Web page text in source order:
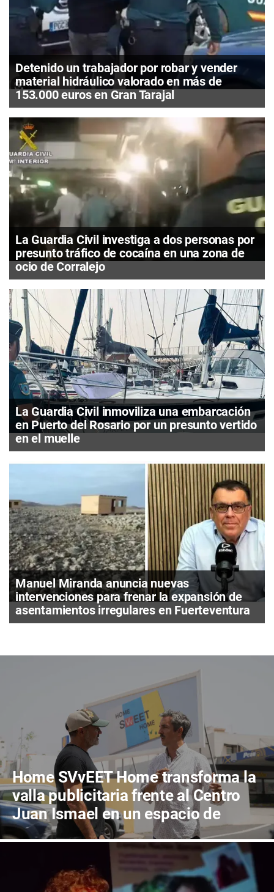
Detenido un trabajador por robar y vender
material hidráulico valorado en más de
153.000 euros en Gran Tarajal
La Guardia Civil investiga a dos personas por
presunto tráfico de cocaína en una zona de
ocio de Corralejo
La Guardia Civil inmoviliza una embarcación
en Puerto del Rosario por un presunto vertido
en el muelle
Manuel Miranda anuncia nuevas
intervenciones para frenar la expansión de
asentamientos irregulares en Fuerteventura
Home SVvEET Home transforma la
valla publicitaria frente al Centro
Juan Ismael en un espacio de
reflexión sobre el futuro de